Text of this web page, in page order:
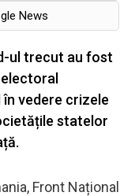
News
ul trecut au fost
electoral
vedere crizele
statelor
Front Național